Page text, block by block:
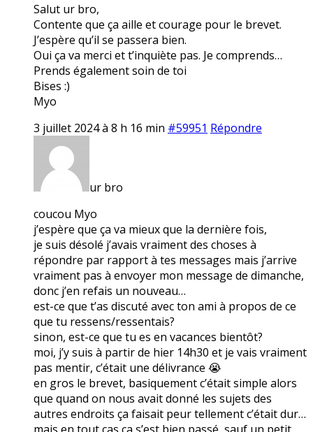
Salut ur bro,
Contente que ça aille et courage pour le brevet.
J’espère qu’il se passera bien.
Oui ça va merci et t’inquiète pas. Je comprends…
Prends également soin de toi
Bises :)
Myo
3 juillet 2024 à 8 h 16 min #59951 Répondre
ur bro
coucou Myo
j’espère que ça va mieux que la dernière fois,
je suis désolé j’avais vraiment des choses à
répondre par rapport à tes messages mais j’arrive
vraiment pas à envoyer mon message de dimanche,
donc j’en refais un nouveau…
est-ce que t’as discuté avec ton ami à propos de ce
que tu ressens/ressentais?
sinon, est-ce que tu es en vacances bientôt?
moi, j’y suis à partir de hier 14h30 et je vais vraiment
pas mentir, c’était une délivrance 😭
en gros le brevet, basiquement c’était simple alors
que quand on nous avait donné les sujets des
autres endroits ça faisait peur tellement c’était dur…